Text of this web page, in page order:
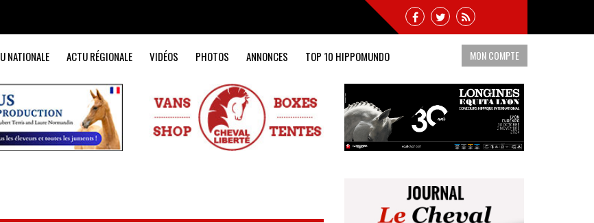
NATIONALE ACTU RÉGIONALE VIDÉOS PHOTOS ANNONCES TOP 10 HIPPOMUNDO MON COMPTE